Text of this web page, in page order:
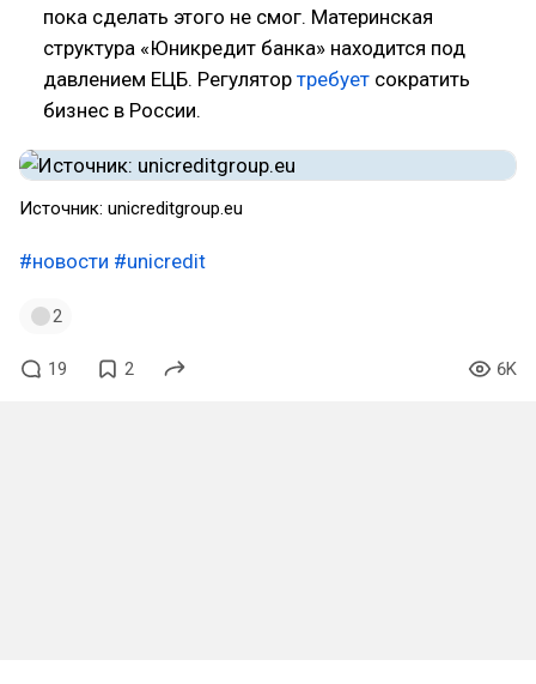
пока сделать этого не смог. Материнская
структура «Юникредит банка» находится под
давлением ЕЦБ. Регулятор требует сократить
бизнес в России.
Источник: unicreditgroup.eu
#новости #unicredit
2
19 2 6K